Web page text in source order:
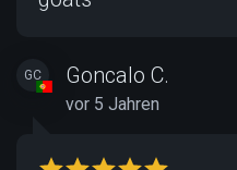
GC Goncalo C.
vor 5 Jahren